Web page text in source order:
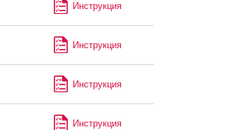
Инструкция
Инструкция
Инструкция
Инструкция